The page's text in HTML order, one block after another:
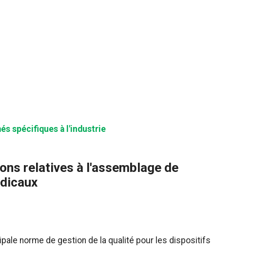
spécifiques à l'industrie
relatives à l'assemblage de
norme de gestion de la qualité pour les dispositifs